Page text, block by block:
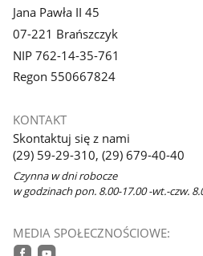
Jana Pawła II 45
07-221 Brańszczyk
NIP 762-14-35-761
Regon 550667824
KONTAKT
Skontaktuj się z nami
(29) 59-29-310, (29) 679-40-40
Czynna w dni robocze
w godzinach pon. 8.00-17.00 -wt.-czw.
MEDIA SPOŁECZNOŚCIOWE: